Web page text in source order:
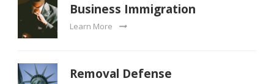
Business Immigration
Learn More
Removal Defense